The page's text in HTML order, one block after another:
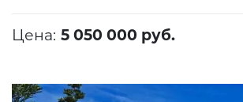
Цена: 5 050 000 руб.